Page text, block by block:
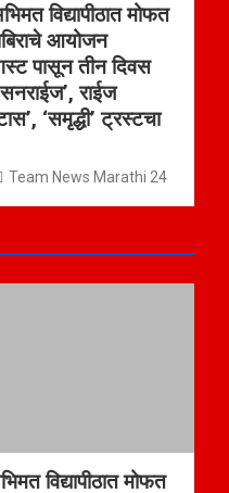
विद्यापीठात मोफत
आयोजन
पासून तीन दिवस
राईज
‘समृद्धी’ ट्रस्टचा
Team News Marathi 24
विद्यापीठात मोफत